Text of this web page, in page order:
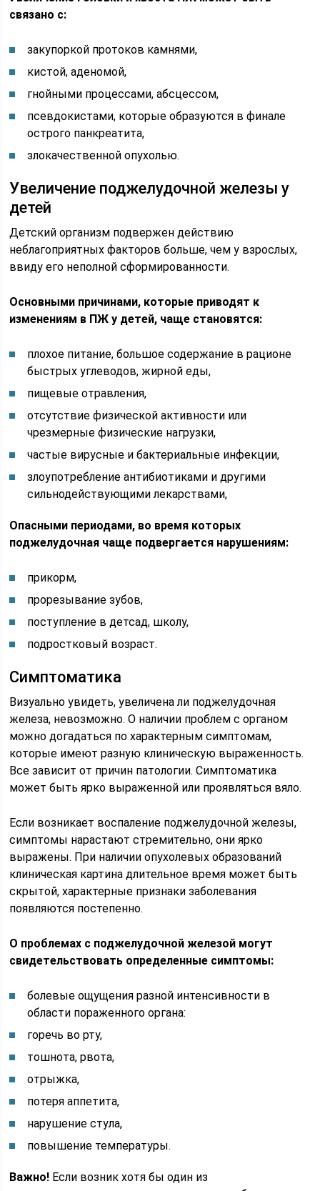
связано с:
закупоркой протоков камнями,
кистой, аденомой,
гнойными процессами, абсцессом,
псевдокистами, которые образуются в финале
острого панкреатита,
злокачественной опухолью.
Увеличение поджелудочной железы у
детей
Детский организм подвержен действию
неблагоприятных факторов больше, чем у взрослых,
ввиду его неполной сформированности.
Основными причинами, которые приводят к
изменениям в ПЖ у детей, чаще становятся:
плохое питание, большое содержание в рационе
быстрых углеводов, жирной еды,
пищевые отравления,
отсутствие физической активности или
чрезмерные физические нагрузки,
частые вирусные и бактериальные инфекции,
злоупотребление антибиотиками и другими
сильнодействующими лекарствами,
Опасными периодами, во время которых
поджелудочная чаще подвергается нарушениям:
прикорм,
прорезывание зубов,
поступление в детсад, школу,
подростковый возраст.
Симптоматика
Визуально увидеть, увеличена ли поджелудочная
железа, невозможно. О наличии проблем с органом
можно догадаться по характерным симптомам,
которые имеют разную клиническую выраженность.
Все зависит от причин патологии. Симптоматика
может быть ярко выраженной или проявляться вяло.
Если возникает воспаление поджелудочной железы,
симптомы нарастают стремительно, они ярко
выражены. При наличии опухолевых образований
клиническая картина длительное время может быть
скрытой, характерные признаки заболевания
появляются постепенно.
О проблемах с поджелудочной железой могут
свидетельствовать определенные симптомы:
болевые ощущения разной интенсивности в
области пораженного органа:
горечь во рту,
тошнота, рвота,
отрыжка,
потеря аппетита,
нарушение стула,
повышение температуры.
Важно! Если возник хотя бы один из